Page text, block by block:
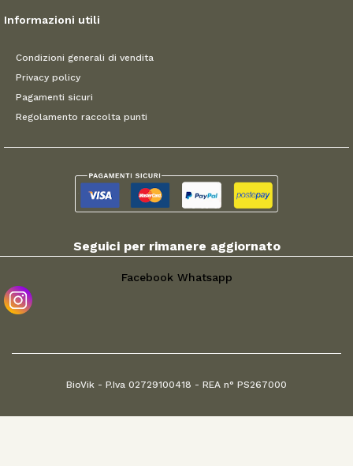
Informazioni utili
Condizioni generali di vendita
Privacy policy
Pagamenti sicuri
Regolamento raccolta punti
Seguici per rimanere aggiornato
Facebook Whatsapp
BioVik - P.Iva 02729100418 - REA n° PS267000